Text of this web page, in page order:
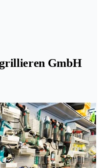
grillieren GmbH